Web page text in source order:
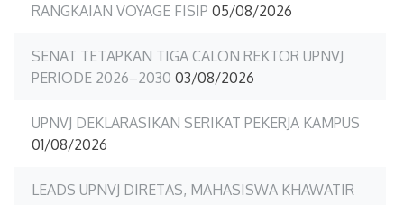
RANGKAIAN VOYAGE FISIP 05/08/2026
SENAT TETAPKAN TIGA CALON REKTOR UPNVJ
PERIODE 2026–2030 03/08/2026
UPNVJ DEKLARASIKAN SERIKAT PEKERJA KAMPUS
01/08/2026
LEADS UPNVJ DIRETAS, MAHASISWA KHAWATIR